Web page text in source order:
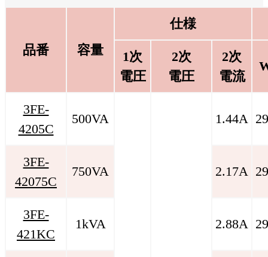
品番 容量
仕様
1次
電圧
2次
電圧
2次
電流
3FE-
4205C
500VA 1.44A
3FE-
42075C
750VA 2.17A
3FE-
421KC
1kVA 2.88A